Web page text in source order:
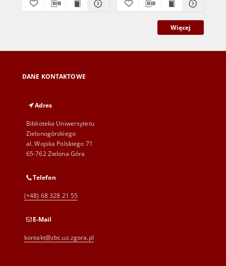
Więcej
DANE KONTAKTOWE
Adres
Biblioteka Uniwersytetu
Zielonogórskiego
al. Wojska Polskiego 71
65-762 Zielona Góra
Telefon
(+48) 68 328 21 55
E-Mail
kontakt@zbc.uz.zgora.pl